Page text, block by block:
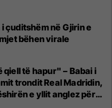
i çuditshëm në Gjirin e
bëhen virale
qiell të hapur" – Babai i
trondit Real Madridin,
e yllit anglez për